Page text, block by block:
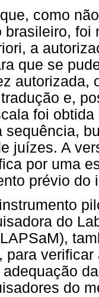
como
brasileiro,
a
que se
autorizada,
e,
foi
sequência,
juízes. A
por uma
prévio do
do
para
do